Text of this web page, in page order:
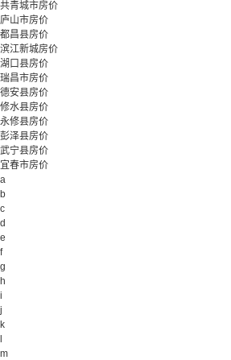
共青城市房价
庐山市房价
都昌县房价
滨江新城房价
湖口县房价
瑞昌市房价
德安县房价
修水县房价
永修县房价
彭泽县房价
武宁县房价
宜春市房价
a
b
c
d
e
f
g
h
i
j
k
m